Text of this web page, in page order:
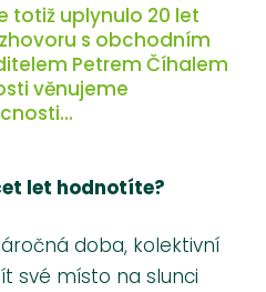
totiž uplynulo 20 let
s obchodním
Petrem Číhalem
věnujeme
let hodnotíte?
doba, kolektivní
své místo na slunci